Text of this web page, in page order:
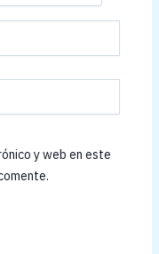
y web en este